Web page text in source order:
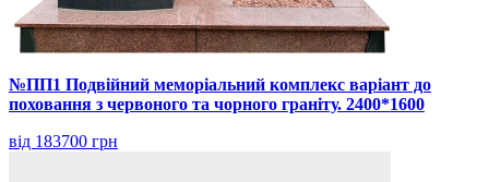
№ПП1 Подвійний меморіальний комплекс варіант до
поховання з червоного та чорного граніту. 2400*1600
від 183700 грн